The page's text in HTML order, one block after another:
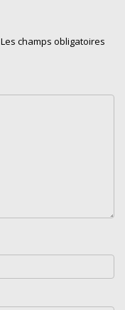
Les champs obligatoires